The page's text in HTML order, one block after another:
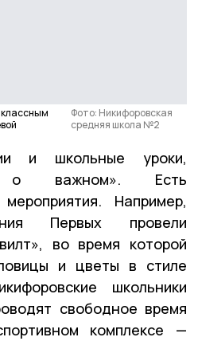
Фото: Никифоровская
средняя школа №2
и школьные уроки,
о важном». Есть
Например,
Первых провели
во время которой
и цветы в стиле
школьники
свободное время
комплексе —